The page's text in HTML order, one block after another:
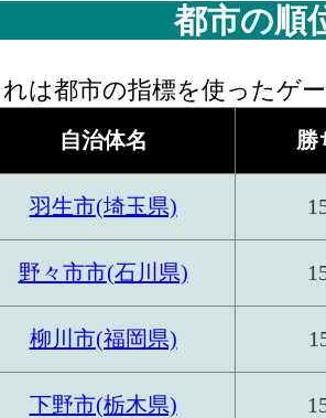
都市の順
は都市の指標を使ったゲ
自治体名 勝
羽生市(埼玉県)
野々市市(石川県)
柳川市(福岡県)
下野市(栃木県)